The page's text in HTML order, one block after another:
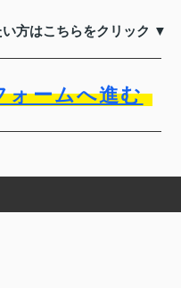
方はこちらをクリック ▼
ォームへ進む